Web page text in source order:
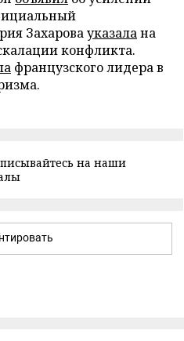
Захаровауказалана
конфликта.
французского лидера в
на наши